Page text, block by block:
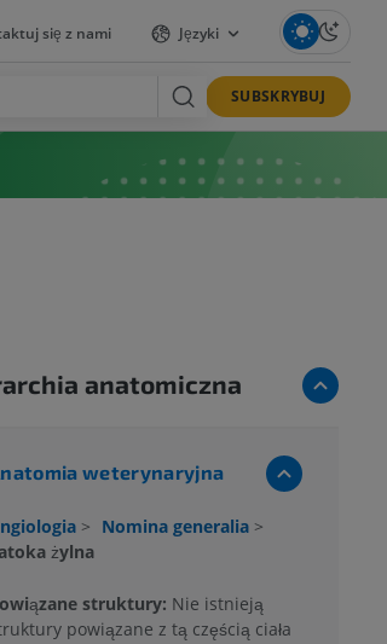
się z nami Języki
SUBSKRYBUJ
anatomiczna
weterynaryjna
> Nomina generalia >
żylna
struktury: Nie istnieją
powiązane z tą częścią ciała